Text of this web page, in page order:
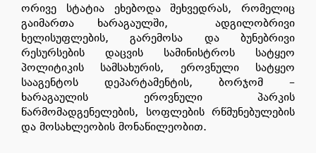
ორივე სტატია ეხებოდა შეხვედრას, რომელიც
გაიმართა ხარაგაულში, ადგილობრივი
ხელისუფლების, გარემოსა და ბუნებრივი
რესურსების დაცვის სამინისტროს სატყეო
პოლიტიკის სამსახურის, ეროვნული სატყეო
სააგენტოს დეპარტამენტის, ბორჯომ –
ხარაგაულის ეროვნული პარკის
წარმომადგენელების, სოფლების რწმუნებულების
და მოსახლეობის მონაწილეობით.